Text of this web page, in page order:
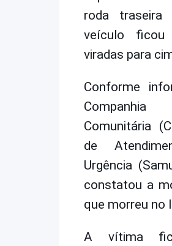
roda traseira
veículo
viradas para
Conforme
Comunitária
de
Urgência
constatou a
que morreu no
A vítima